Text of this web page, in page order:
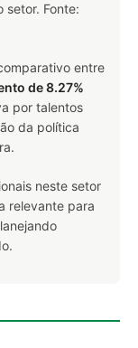
setor. Fonte:
entre
de 8.27%
por talentos
da política
neste setor
relevante para